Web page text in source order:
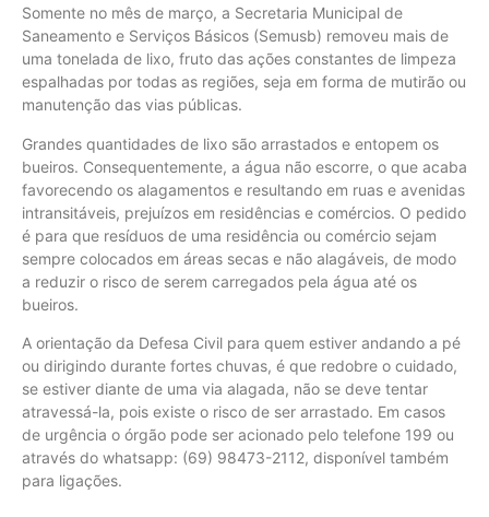
Somente no mês de março, a Secretaria Municipal de
Saneamento e Serviços Básicos (Semusb) removeu mais de
uma tonelada de lixo, fruto das ações constantes de limpeza
espalhadas por todas as regiões, seja em forma de mutirão ou
manutenção das vias públicas.
Grandes quantidades de lixo são arrastados e entopem os
bueiros. Consequentemente, a água não escorre, o que acaba
favorecendo os alagamentos e resultando em ruas e avenidas
intransitáveis, prejuízos em residências e comércios. O pedido
é para que resíduos de uma residência ou comércio sejam
sempre colocados em áreas secas e não alagáveis, de modo
a reduzir o risco de serem carregados pela água até os
bueiros.
A orientação da Defesa Civil para quem estiver andando a pé
ou dirigindo durante fortes chuvas, é que redobre o cuidado,
se estiver diante de uma via alagada, não se deve tentar
atravessá-la, pois existe o risco de ser arrastado. Em casos
de urgência o órgão pode ser acionado pelo telefone 199 ou
através do whatsapp: (69) 98473-2112, disponível também
para ligações.